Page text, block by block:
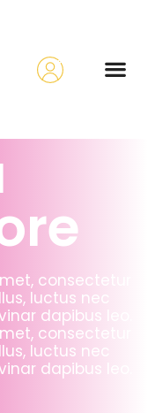
consectetur
luctus nec
dapibus leo.
consectetur
luctus nec
dapibus leo.